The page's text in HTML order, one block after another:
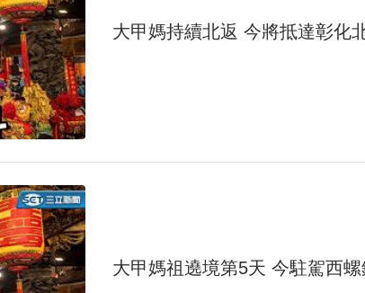
大甲媽持續北返 今將抵達彰化
大甲媽祖遶境第5天 今駐駕西